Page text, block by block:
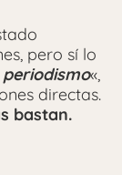
pero sí lo
«,
directas.
bastan.